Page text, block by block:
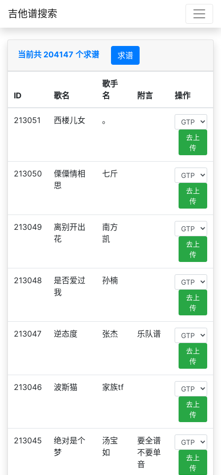
吉他谱搜索
当前共 204147 个求谱 求谱
ID 歌名
歌手
名
附言 操作
213051 西楼儿女 。
去上
传
213050
傈僳情相
思
七斤
去上
传
213049
离别开出
花
南方
凯
去上
传
213048
是否爱过
我
孙楠
去上
传
213047 逆态度 张杰 乐队谱
去上
传
213046 波斯猫 家族tf
去上
传
213045
绝对是个
梦
汤宝
如
要全谱
不要单
音
去上
传